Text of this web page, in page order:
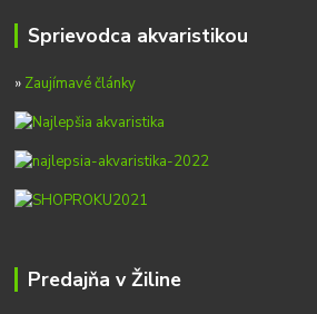
Sprievodca akvaristikou
» Zaujímavé články
Predajňa v Žiline